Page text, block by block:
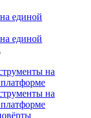
единой
единой
на
на